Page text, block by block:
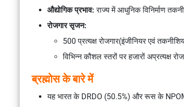
औद्योगिक प्रभाव: राज्य में आधुनिक विनिर्माण
रोजगार सृजन:
500 प्रत्यक्ष रोजगार(इंजीनियर एवं
विभिन्न कौशल स्तरों पर हजारों अप्रत्यक्ष
ब्रह्मोस के बारे में
यह भारत के DRDO (50.5%) और रूस के